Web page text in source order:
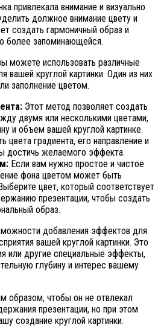
привлекала внимание и визуально
должное внимание цвету и
создать гармоничный образ и
более запоминающейся.
можете использовать различные
вашей круглой картинки. Один из них
заполнение цветом.
Этот метод позволяет создать
двумя или несколькими цветами,
и объем вашей круглой картинке.
цвета градиента, его направление и
достичь желаемого эффекта.
Если вам нужно простое и чистое
фона цветом может быть
цвет, который соответствует
презентации, чтобы создать
образ.
добавления эффектов для
вашей круглой картинки. Это
или другие специальные эффекты,
глубину и интерес вашему
образом, чтобы он не отвлекал
презентации, но при этом
создание круглой картинки.